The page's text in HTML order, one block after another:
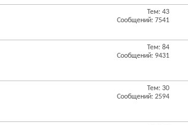
Тем: 43
Сообщений: 7541
Тем: 84
Сообщений: 9431
Тем: 30
Сообщений: 2594